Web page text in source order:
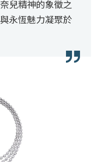
兒精神的象徵之
永恆魅力凝聚於